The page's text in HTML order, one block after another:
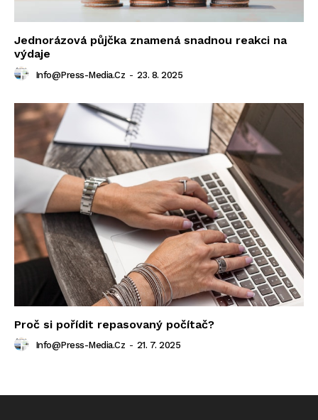
Jednorázová půjčka znamená snadnou reakci na
výdaje
Info@press-Media.cz - 23. 8. 2025
Proč si pořídit repasovaný počítač?
Info@press-Media.cz - 21. 7. 2025